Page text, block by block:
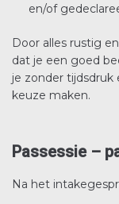
en/of
Door alles rustig
dat je een goed
je zonder tijdsdruk
keuze maken.
Passessie –
Na het